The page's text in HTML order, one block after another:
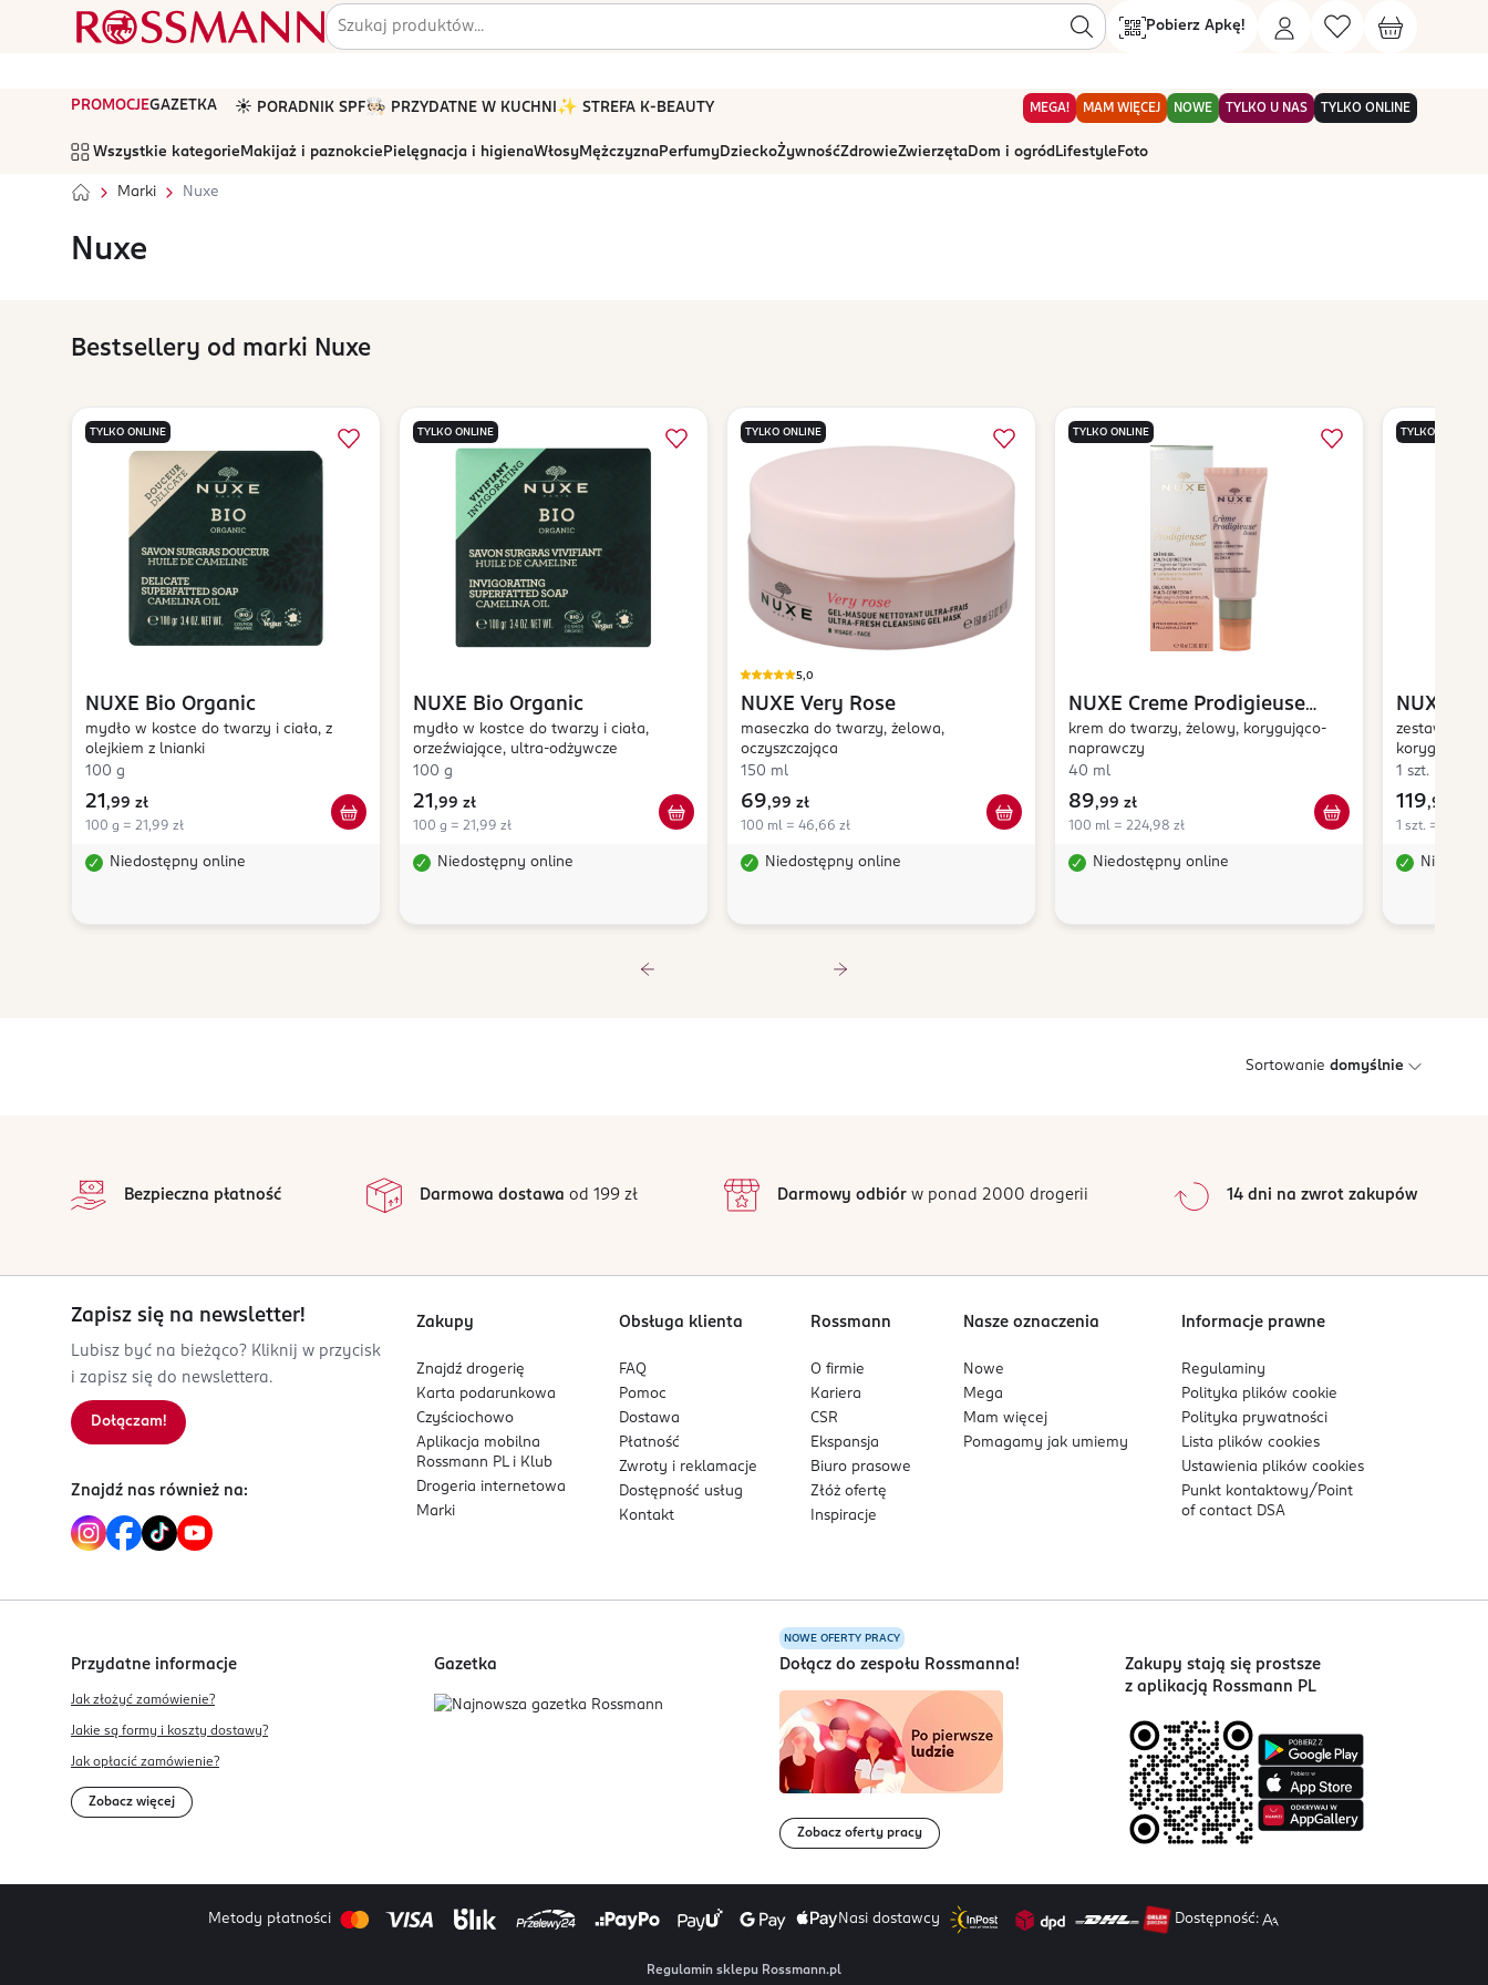
Pobierz Apkę!
PROMOCJEGAZETKA ☀️ PORADNIK SPF🧑🏻‍🍳 PRZYDATNE W KUCHNI ✨ STREFA K-BEAUTY MEGA! MAM WIĘCEJ NOWE TYLKO U NAS TYLKO ONLINE
Wszystkie kategorie Makijaż i paznokcie Pielęgnacja i higienaWłosyMężczyznaPerfumyDzieckoŻywnośćZdrowieZwierzętaDom i ogród Lifestyle Foto
Marki Nuxe
Nuxe
Bestsellery od marki Nuxe
TYLKO ONLINE
NUXE Bio Organic
mydło w kostce do twarzy i ciała, z
olejkiem z lnianki
100 g
21 ,99 zł
100 g = 21,99 zł
Niedostępny online
TYLKO ONLINE
NUXE Bio Organic
mydło w kostce do twarzy i ciała,
orzeźwiające, ultra-odżywcze
100 g
21 ,99 zł
100 g = 21,99 zł
Niedostępny online
TYLKO ONLINE
5,0
NUXE Very Rose
maseczka do twarzy, żelowa,
oczyszczająca
150 ml
69,99 zł
100 ml = 46,66 zł
Niedostępny online
TYLKO ONLINE
NUXE Creme Prodigieuse
Boost
krem do twarzy, żelowy, korygująco-
naprawczy
40 ml
89,99 zł
100 ml = 224,98 zł
Niedostępny online
TYLKO ONLINE
NUXE
Boost
zestaw do
korygująco-
micelarna
1 szt.
119,99 zł
1 szt. = 119,99
Sortowanie domyślnie
Bezpieczna płatność Darmowa dostawa od 199 zł Darmowy odbiórw ponad 2000 drogerii 14 dni na zwrot zakupów
Zapisz się na newsletter!
Lubisz być na bieżąco? Kliknij w przycisk
i zapisz się do newslettera.
Dołączam!
Znajdź nas również na:
Zakupy
Znajdź drogerię
Karta podarunkowa
Czyściochowo
Aplikacja mobilna
Rossmann PL i Klub
Drogeria internetowa
Marki
Obsługa klienta
FAQ
Pomoc
Dostawa
Płatność
Zwroty i reklamacje
Dostępność usług
Kontakt
Rossmann
O firmie
Kariera
CSR
Ekspansja
Biuro prasowe
Złóż ofertę
Inspiracje
Nasze oznaczenia
Nowe
Mega
Mam więcej
Pomagamy jak umiemy
Informacje prawne
Regulaminy
Polityka plikówcookie
Polityka prywatności
Lista plikówcookies
Ustawienia plikówcookies
Punkt kontaktowy/ Point
of contact DSA
Przydatne informacje
Jak złożyć zamówienie?
Jakie są formy i koszty dostawy?
Jak opłacić zamówienie?
Zobacz więcej
Gazetka
NOWE OFERTY PRACY
Dołącz do zespołu Rossmanna!
Zobacz oferty pracy
Zakupy stają się prostsze
z aplikacją Rossmann PL
Metody płatności Nasi dostawcy Dostępność:
Regulamin sklepu Rossmann.pl